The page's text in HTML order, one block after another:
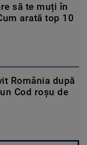
să te muți în
arată top 10
România după
Cod roşu de